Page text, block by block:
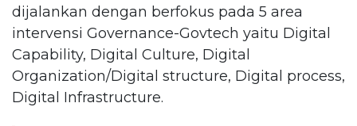
dijalankan dengan berfokus pada 5 area
intervensi Governance-Govtech yaitu Digital
Capability, Digital Culture, Digital
Organization/Digital structure, Digital process,
Digital Infrastructure.